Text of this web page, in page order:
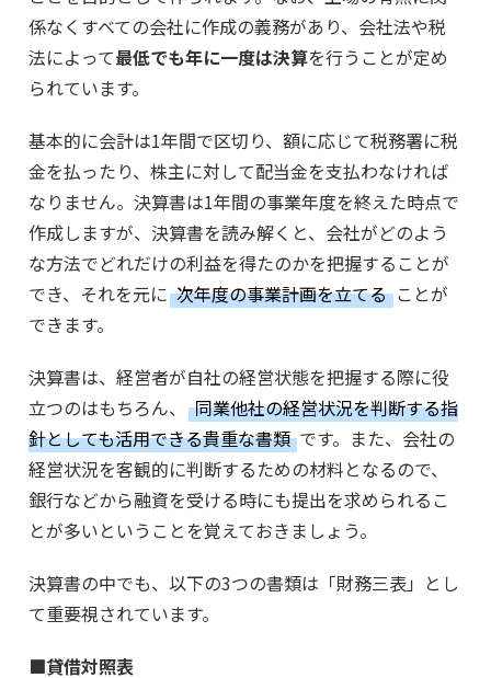
係なくすべての会社に作成の義務があり、会社法や税
法によって最低でも年に一度は決算を行うことが定め
られています。
基本的に会計は1年間で区切り、額に応じて税務署に税
金を払ったり、株主に対して配当金を支払わなければ
なりません。決算書は1年間の事業年度を終えた時点で
作成しますが、決算書を読み解くと、会社がどのよう
な方法でどれだけの利益を得たのかを把握することが
でき、それを元に 次年度の事業計画を立てる ことが
できます。
決算書は、経営者が自社の経営状態を把握する際に役
立つのはもちろん、
同業他社の経営状況を判断する指
針としても活用できる貴重な書類 です。また、会社の
経営状況を客観的に判断するための材料となるので、
銀行などから融資を受ける時にも提出を求められるこ
とが多いということを覚えておきましょう。
決算書の中でも、以下の3つの書類は「財務三表」とし
て重要視されています。
■貸借対照表